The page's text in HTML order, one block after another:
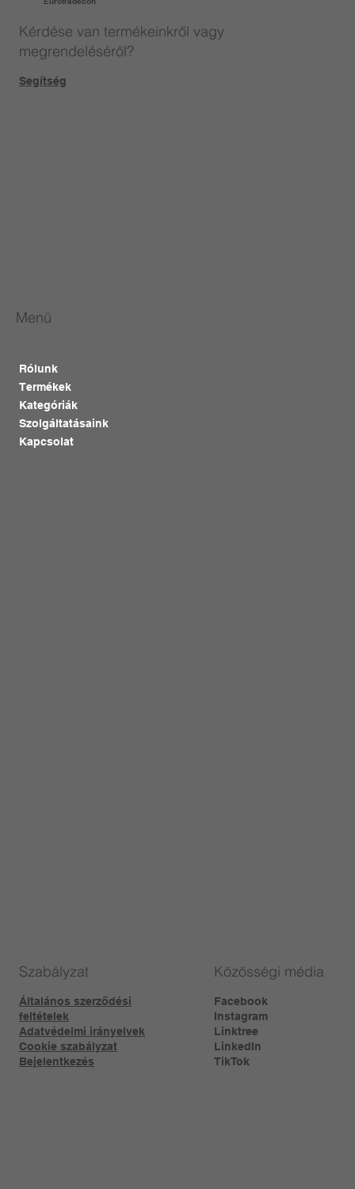
Kérdése van termékeinkről vagy
megrendeléséről?
Segítség
Szabályzat
Általános szerződési
feltételek
Adatvédelmi irányelvek
Cookie szabályzat
Bejelentkezés
Menü
Rólunk
Termékek
Kategóriák
Szolgáltatásaink
Kapcsolat
Közösségi média
Facebook
Instagram
Linktree​
LinkedIn
TikTok